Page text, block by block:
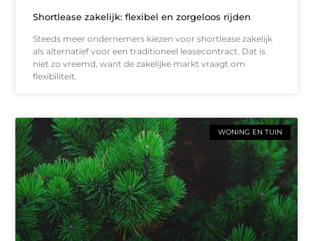
Shortlease zakelijk: flexibel en zorgeloos rijden
Steeds meer ondernemers kiezen voor shortlease zakelijk
als alternatief voor een traditioneel leasecontract. Dat is
niet zo vreemd, want de zakelijke markt vraagt om
flexibiliteit.
WONING EN TUIN